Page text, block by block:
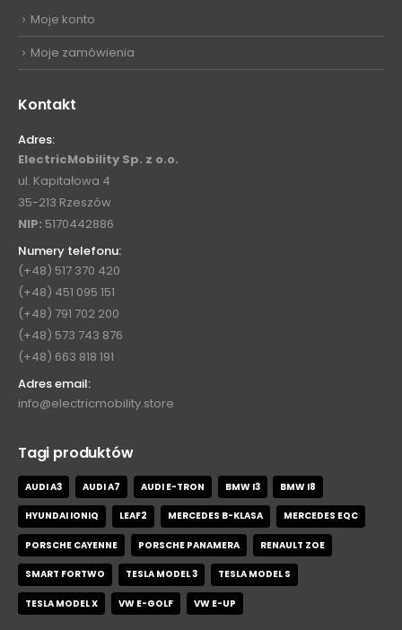
Moje konto
Moje zamówienia
Kontakt
Adres:
ElectricMobility Sp. z o.o.
ul. Kapitałowa 4
35-213 Rzeszów
NIP: 5170442886
Numery telefonu:
(+48) 517 370 420
(+48) 451 095 151
(+48) 791 702 200
(+48) 573 743 876
(+48) 663 818 191
Adres email:
info@electricmobility.store
Tagi produktów
AUDI A3 AUDI A7 AUDI E-TRON BMW I3 BMW I8
HYUNDAI IONIQ LEAF2 MERCEDES B-KLASA MERCEDES EQC
PORSCHE CAYENNE PORSCHE PANAMERA RENAULT ZOE
SMART FORTWO TESLA MODEL 3 TESLA MODEL S
TESLA MODEL X VW E-GOLF VW E-UP